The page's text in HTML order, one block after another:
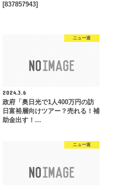
[837857943]
ニュー速
2024.3.6
政府「奥日光で1人400万円の訪
日富裕層向けツアー？売れる！補
助金出す！…
ニュー速